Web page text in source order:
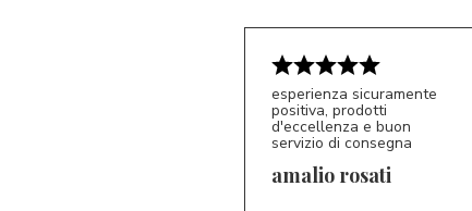
esperienza sicuramente
positiva, prodotti
d'eccellenza e buon
servizio di consegna
amalio rosati